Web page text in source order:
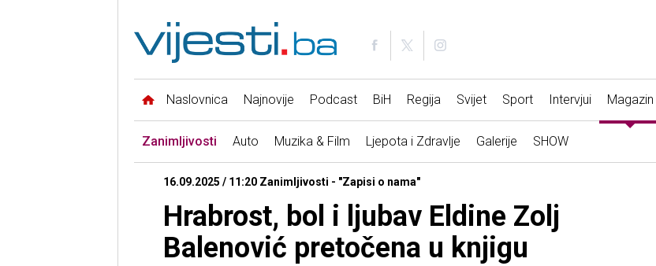
Naslovnica Najnovije Podcast BiH Regija Svijet Sport Intervjui Magazin
Zanimljivosti Auto Muzika & Film Ljepota i Zdravlje Galerije SHOW
16.09.2025 / 11:20 Zanimljivosti - "Zapisi o nama"
Hrabrost, bol i ljubav Eldine Zolj
Balenović pretočena u knjigu